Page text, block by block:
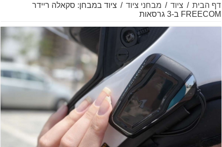
דף הבית / ציוד / מבחני ציוד / ציוד במבחן: סקאלה ריידר
FREECOM ב-3 גרסאות